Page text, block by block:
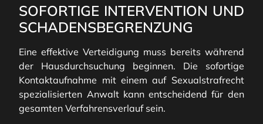
SOFORTIGE INTERVENTION UND
SCHADENSBEGRENZUNG
Eine effektive Verteidigung muss bereits während
der Hausdurchsuchung beginnen. Die sofortige
Kontaktaufnahme mit einem auf Sexualstrafrecht
spezialisierten Anwalt kann entscheidend für den
gesamten Verfahrensverlauf sein.